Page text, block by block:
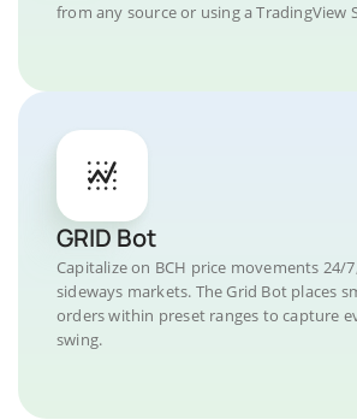
from any source or using a TradingView
GRID Bot
Capitalize on BCH price movements 24/
sideways markets. The Grid Bot places
orders within preset ranges to capture
swing.